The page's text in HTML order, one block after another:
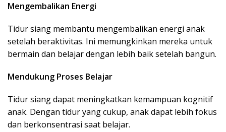
Mengembalikan Energi
Tidur siang membantu mengembalikan energi anak
setelah beraktivitas. Ini memungkinkan mereka untuk
bermain dan belajar dengan lebih baik setelah bangun.
Mendukung Proses Belajar
Tidur siang dapat meningkatkan kemampuan kognitif
anak. Dengan tidur yang cukup, anak dapat lebih fokus
dan berkonsentrasi saat belajar.